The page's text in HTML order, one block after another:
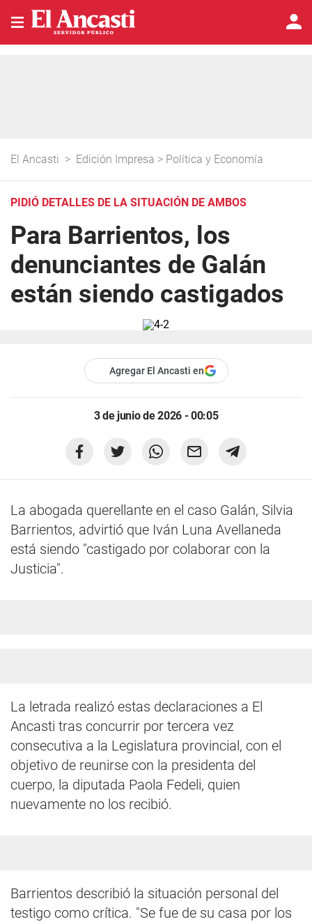
El Ancasti > Edición Impresa > Política y Economía
PIDIÓ DETALLES DE LA SITUACIÓN DE AMBOS
Para Barrientos, los
denunciantes de Galán
están siendo castigados
Agregar El Ancasti en
3 de junio de 2026 - 00:05
La abogada querellante en el caso Galán, Silvia
Barrientos, advirtió que Iván Luna Avellaneda
está siendo "castigado por colaborar con la
Justicia".
La letrada realizó estas declaraciones a El
Ancasti tras concurrir por tercera vez
consecutiva a la Legislatura provincial, con el
objetivo de reunirse con la presidenta del
cuerpo, la diputada Paola Fedeli, quien
nuevamente no los recibió.
Barrientos describió la situación personal del
testigo como crítica. "Se fue de su casa por los